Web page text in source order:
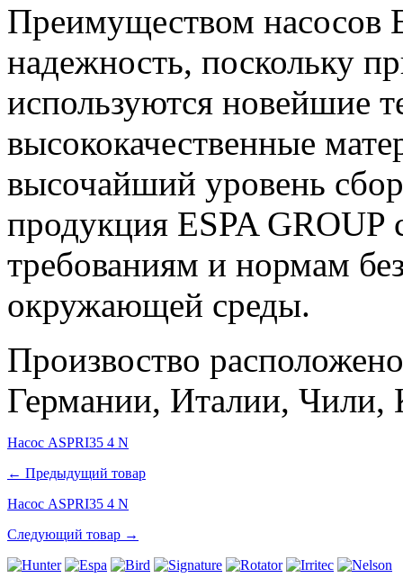
Преимуществом насосов
надежность, поскольку п
используются новейшие
высококачественные
высочайший уровень
продукция ESPA GROUP
требованиям и нормам
окружающей среды.
Произвоство
Германии, Италии, Чили,
Насос ASPRI35 4 N
← Предыдущий товар
Насос ASPRI35 4 N
Следующий товар →